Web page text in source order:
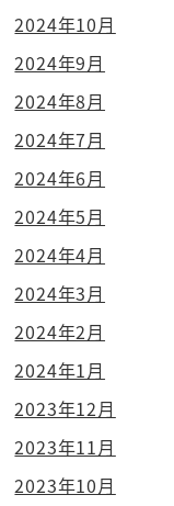
2024年10月
2024年9月
2024年8月
2024年7月
2024年6月
2024年5月
2024年4月
2024年3月
2024年2月
2024年1月
2023年12月
2023年11月
2023年10月